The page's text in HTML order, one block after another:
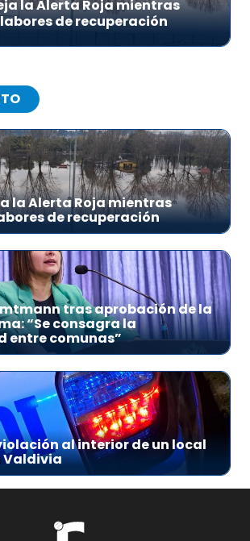
la Alerta Roja mientras
de recuperación
la Alerta Roja mientras
de recuperación
tras aprobación de la
“Se consagra la
entre comunas”
al interior de un local
Valdivia